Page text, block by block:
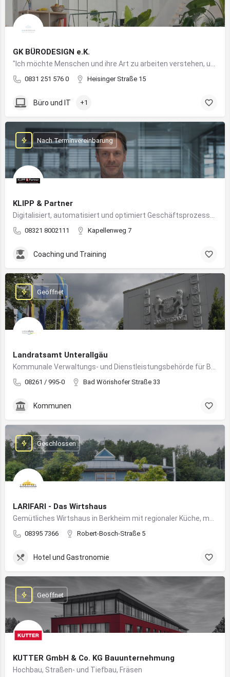
GK BÜRODESIGN e.K.
0831 251 576 0 Heisinger Straße 15
Büro und IT +1
KLIPP & Partner
08321 8002111 Kapellenweg 7
Nach Terminvereinbarung
Coaching und Training
Landratsamt Unterallgäu
08261 / 995-0 Bad Wörishofer Straße 33
Geöffnet
Kommunen
LARIFARI - Das Wirtshaus
08395 7366 Robert-Bosch-Straße 5
Geschlossen
Hotel und Gastronomie
KUTTER GmbH & Co. KG Bauunternehmung
Hochbau, Straßen- und Tiefbau, Fräsen
Geöffnet